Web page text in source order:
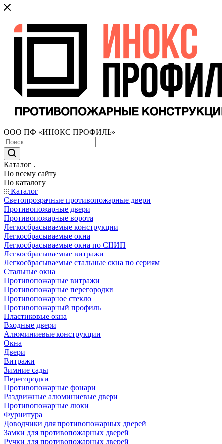
ООО ПФ «ИНОКС ПРОФИЛЬ»
Каталог
По всему сайту
По каталогу
Каталог
Светопрозрачные противопожарные двери
Противопожарные двери
Противопожарные ворота
Легкосбрасываемые конструкции
Легкосбрасываемые окна
Легкосбрасываемые окна по СНИП
Легкосбрасываемые витражи
Легкосбрасываемые стальные окна по сериям
Стальные окна
Противопожарные витражи
Противопожарные перегородки
Противопожарное стекло
Противопожарный профиль
Пластиковые окна
Входные двери
Алюминиевые конструкции
Окна
Двери
Витражи
Зимние сады
Перегородки
Противопожарные фонари
Раздвижные алюминиевые двери
Противопожарные люки
Фурнитура
Доводчики для противопожарных дверей
Замки для противопожарных дверей
Ручки для противопожарных дверей